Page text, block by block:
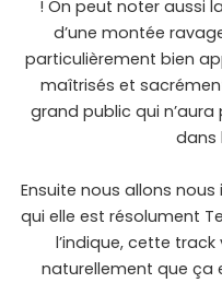
! On peut noter aussi
d’une montée
particulièrement bien
maîtrisés et
grand public qui
dans
Ensuite nous allons nous
qui elle est résolument
l’indique, cette
naturellement que ça